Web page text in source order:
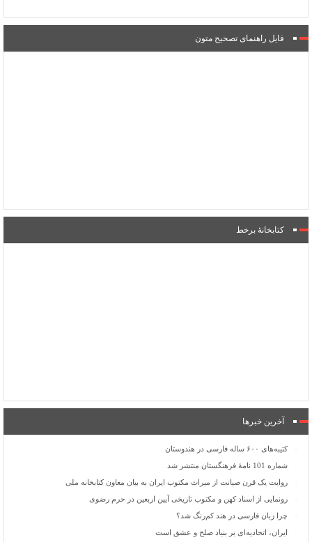
فایل راهنمای تصحیح متون
کتابخانۀ برخط
آخرین خبرها
کتیبه‌های ۶۰۰ ساله فارسی در هندوستان
شماره 101 نامۀ فرهنگستان منتشر شد
روایت یک قرن صیانت از میراث مکتوب ایران به بیان معاون کتابخانه ملی
رونمایی از اسناد کهن و مکتوب تاریخی آیین اربعین در حرم رضوی
چرا زبان فارسی در هند کم‌رنگ شد؟
ایران، اتحادیه‌ای بر بنیاد صلح و عشق است